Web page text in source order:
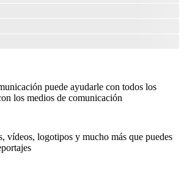
puede ayudarle con todos los
los medios de comunicación
vídeos, logotipos y mucho más que puedes